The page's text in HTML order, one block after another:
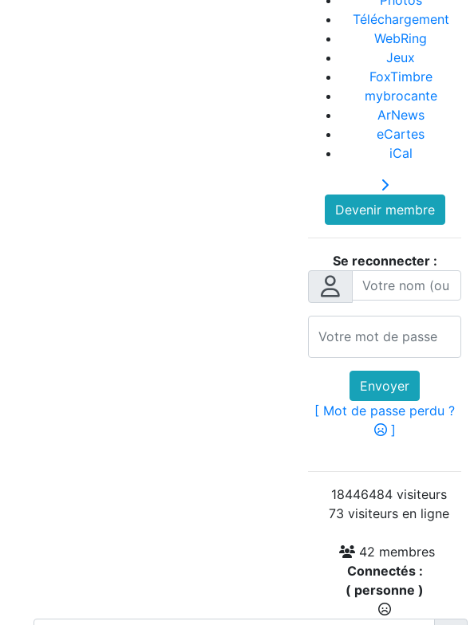
Téléchargement
WebRing
Jeux
FoxTimbre
mybrocante
ArNews
eCartes
iCal
Devenir membre
Se reconnecter :
Envoyer
[ Mot de passe perdu ?
]
18446484 visiteurs
73 visiteurs en ligne
42 membres
Connectés :
( personne )